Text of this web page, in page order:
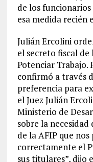
de los
esa medida recién
Julián Ercolini
el secreto fiscal
Potenciar Trabajo.
confirmó a través
preferencia para
el Juez Julián
Ministerio de
sobre la
de la AFIP que
correctamente el
sus titulares”, dijo